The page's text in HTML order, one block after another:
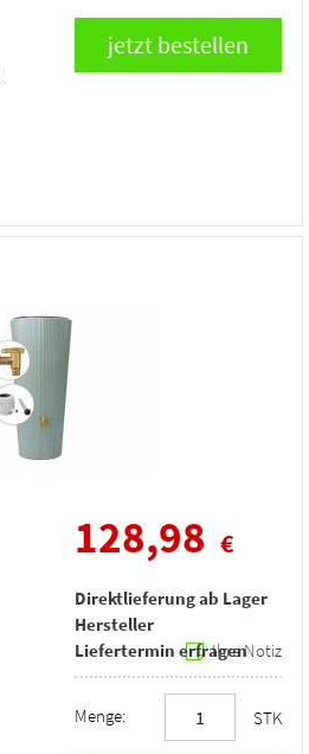
128,98 €
Direktlieferung ab Lager
Hersteller
Liefertermin erfragenIhre Notiz
Menge: STK